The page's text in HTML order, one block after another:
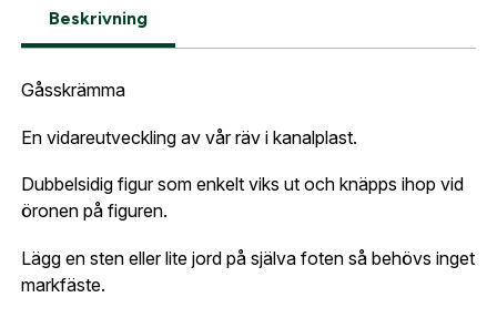
Beskrivning
Gåsskrämma
En vidareutveckling av vår räv i kanalplast.
Dubbelsidig figur som enkelt viks ut och knäpps ihop vid
öronen på figuren.
Lägg en sten eller lite jord på själva foten så behövs inget
markfäste.
Skapa konto och handla enklare
Är du företag eller förening?
översikt över dina beställningar och sparade
uppgifter.
Postnummer:
Ort:*
Telefon: *
Land:*
E-post adress
Jag godkänner att mina uppgifter sparas enligt
integritetspolicyn .